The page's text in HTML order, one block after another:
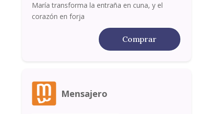
María transforma la entraña en cuna, y el
corazón en forja
Comprar
Mensajero